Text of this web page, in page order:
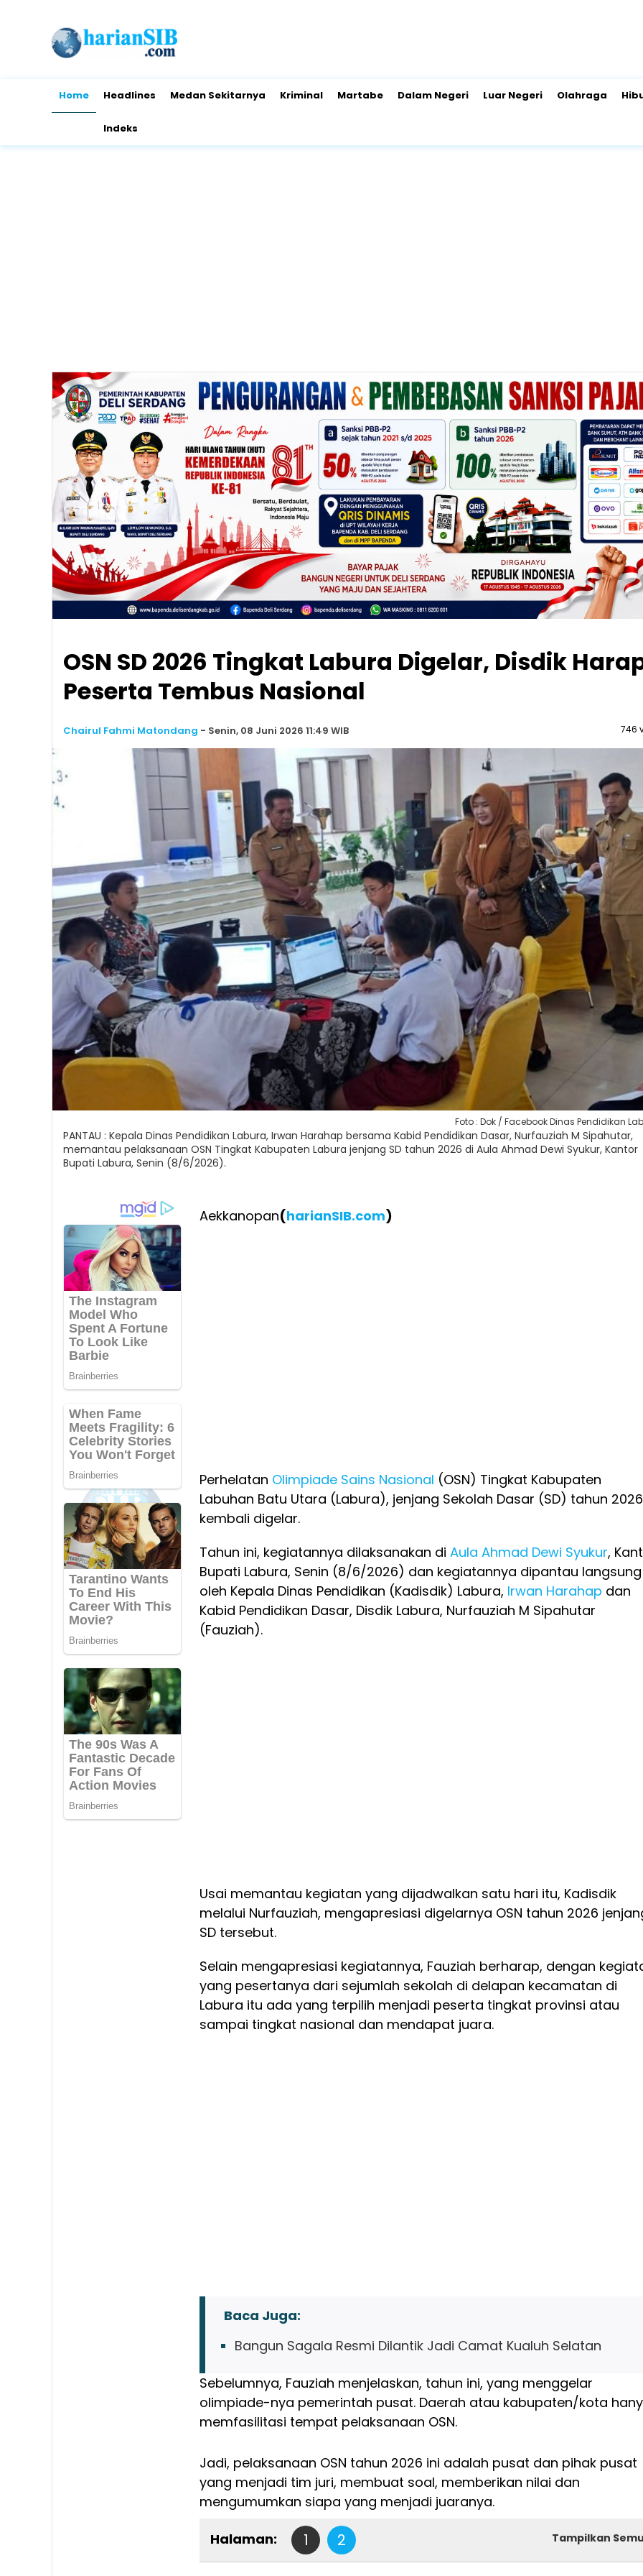
Home Headlines Medan Sekitarnya Kriminal Martabe Dalam Negeri Luar Negeri Olahraga
Indeks
OSN SD 2026 Tingkat Labura Digelar, Disdik
Peserta Tembus Nasional
Chairul Fahmi Matondang - Senin, 08 Juni 2026 11:49 WIB 746
Foto : Dok / Facebook Dinas Pendidikan
PANTAU : Kepala Dinas Pendidikan Labura, Irwan Harahap bersama Kabid Pendidikan Dasar, Nurfauziah M Sipahutar,
memantau pelaksanaan OSN Tingkat Kabupaten Labura jenjang SD tahun 2026 di Aula Ahmad Dewi Syukur, Kantor
Bupati Labura, Senin (8/6/2026).
Aekkanopan(harianSIB.com)
Perhelatan Olimpiade Sains Nasional (OSN) Tingkat Kabupaten
Labuhan Batu Utara (Labura), jenjang Sekolah Dasar (SD) tahun 2026
kembali digelar.
Tahun ini, kegiatannya dilaksanakan di Aula Ahmad Dewi Syukur,
Bupati Labura, Senin (8/6/2026) dan kegiatannya dipantau langsung
oleh Kepala Dinas Pendidikan (Kadisdik) Labura, Irwan Harahap dan
Kabid Pendidikan Dasar, Disdik Labura, Nurfauziah M Sipahutar
(Fauziah).
Usai memantau kegiatan yang dijadwalkan satu hari itu, Kadisdik
melalui Nurfauziah, mengapresiasi digelarnya OSN tahun 2026
SD tersebut.
Selain mengapresiasi kegiatannya, Fauziah berharap, dengan
yang pesertanya dari sejumlah sekolah di delapan kecamatan di
Labura itu ada yang terpilih menjadi peserta tingkat provinsi atau
sampai tingkat nasional dan mendapat juara.
Baca Juga:
Bangun Sagala Resmi Dilantik Jadi Camat Kualuh Selatan
Sebelumnya, Fauziah menjelaskan, tahun ini, yang menggelar
olimpiade-nya pemerintah pusat. Daerah atau kabupaten/kota
memfasilitasi tempat pelaksanaan OSN.
Jadi, pelaksanaan OSN tahun 2026 ini adalah pusat dan pihak pusat
yang menjadi tim juri, membuat soal, memberikan nilai dan
mengumumkan siapa yang menjadi juaranya.
Halaman: 1 2 Tampilkan